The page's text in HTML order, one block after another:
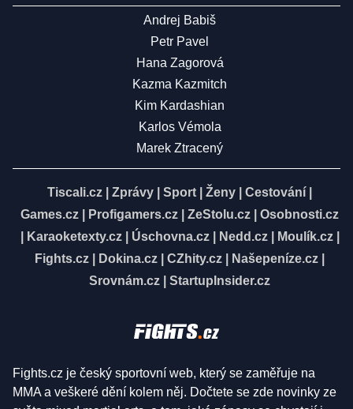
Andrej Babiš
Petr Pavel
Hana Zagorová
Kazma Kazmitch
Kim Kardashian
Karlos Vémola
Marek Ztracený
Tiscali.cz Zprávy Sport Ženy Cestování
Games.cz
Profigamers.cz ZeStolu.cz
Osobnosti.cz
Karaoketexty.cz| Úschovna.cz| Nedd.cz| Moulík.cz|
Fights.cz
Dokina.cz CZhity.cz Našepeníze.cz
Srovnám.cz
StartupInsider.cz
Fights.cz je český sportovní web, který se zaměřuje na
MMA a veškeré dění kolem něj. Dočtete se zde novinky ze